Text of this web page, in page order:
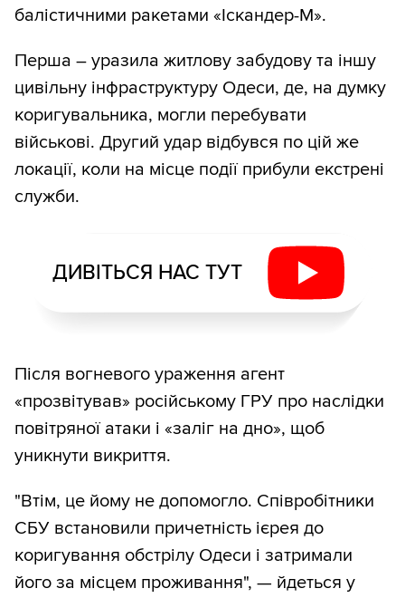
балістичними ракетами «Іскандер-М».
Перша – уразила житлову забудову та іншу
цивільну інфраструктуру Одеси, де, на думку
коригувальника, могли перебувати
військові. Другий удар відбувся по цій же
локації, коли на місце події прибули екстрені
служби.
ДИВІТЬСЯ НАС ТУТ
Після вогневого ураження агент
«прозвітував» російському ГРУ про наслідки
повітряної атаки і «заліг на дно», щоб
уникнути викриття.
"Втім, це йому не допомогло. Співробітники
СБУ встановили причетність ієрея до
коригування обстрілу Одеси і затримали
його за місцем проживання", — йдеться у